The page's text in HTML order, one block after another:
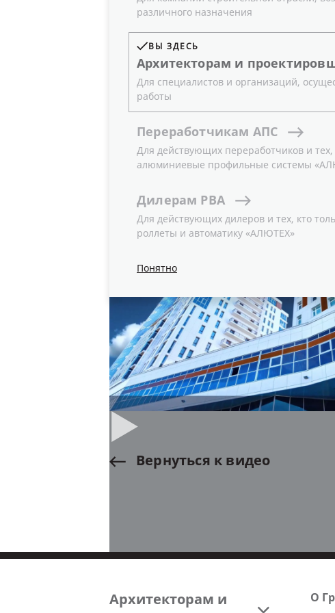
различного назначения
ВЫ ЗДЕСЬ
Архитекторам и
Для специалистов и организаций,
работы
Переработчикам АПС
Для действующих переработчиков и
алюминиевые профильные системы
Дилерам РВА
Для действующих дилеров и тех, кто
роллеты и автоматику «АЛЮТЕХ»
Понятно
04.01.2021
Видеоролик демонстрирует
использованы алюминиевые
развлекательные и бизнес-центры,
покоряющие совершенством формы и
Rutube YouTube
Вернуться к видео
Архитекторам и
О